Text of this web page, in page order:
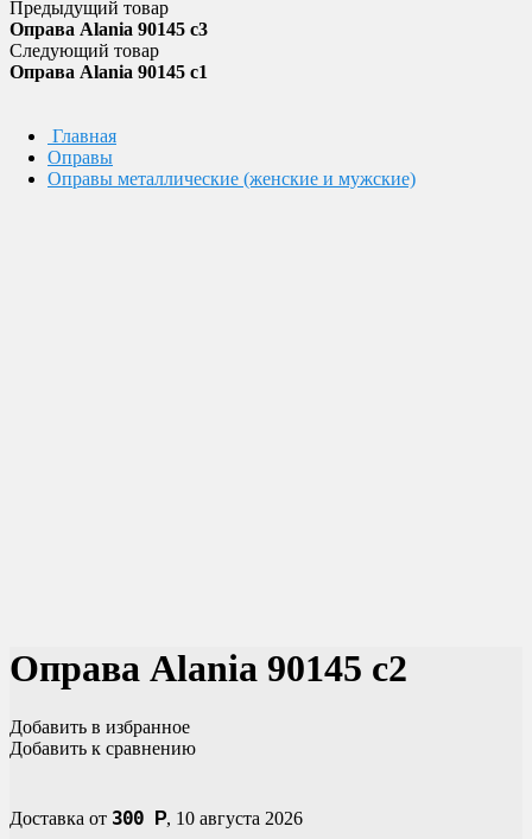
Предыдущий товар
Оправа Alania 90145 c3
Следующий товар
Оправа Alania 90145 c1
Главная
Оправы
Оправы металлические (женские и мужские)
Оправа Alania 90145 c2
Добавить в избранное
Добавить к сравнению
Доставка от 300 Р, 10 августа 2026